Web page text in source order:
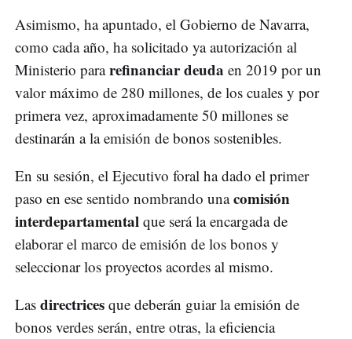
Asimismo, ha apuntado, el Gobierno de Navarra,
como cada año, ha solicitado ya autorización al
Ministerio pararefinanciar deuda en 2019 por un
valor máximo de 280 millones, de los cuales y por
primera vez, aproximadamente 50 millones se
destinarán a la emisión de bonos sostenibles.
En su sesión, el Ejecutivo foral ha dado el primer
paso en ese sentido nombrando unacomisión
interdepartamental que será la encargada de
elaborar el marco de emisión de los bonos y
seleccionar los proyectos acordes al mismo.
Las directrices que deberán guiar la emisión de
bonos verdes serán, entre otras, la eficiencia